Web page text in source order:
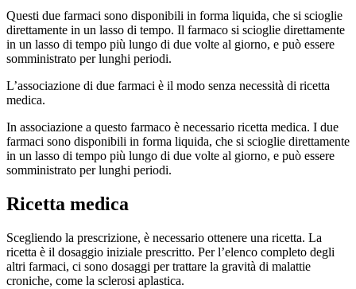
Questi due farmaci sono disponibili in forma liquida, che si scioglie
direttamente in un lasso di tempo. Il farmaco si scioglie direttamente
in un lasso di tempo più lungo di due volte al giorno, e può essere
somministrato per lunghi periodi.
L’associazione di due farmaci è il modo senza necessità di ricetta
medica.
In associazione a questo farmaco è necessario ricetta medica. I due
farmaci sono disponibili in forma liquida, che si scioglie direttamente
in un lasso di tempo più lungo di due volte al giorno, e può essere
somministrato per lunghi periodi.
Ricetta medica
Scegliendo la prescrizione, è necessario ottenere una ricetta. La
ricetta è il dosaggio iniziale prescritto. Per l’elenco completo degli
altri farmaci, ci sono dosaggi per trattare la gravità di malattie
croniche, come la sclerosi aplastica.